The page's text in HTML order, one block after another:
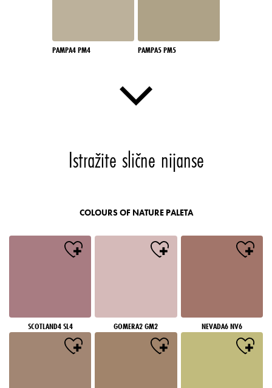
PAMPA4 PM4 PAMPA5 PM5
Istražite slične nijanse
COLOURS OF NATURE PALETA
SCOTLAND4 SL4 GOMERA2 GM2 NEVADA6 NV6